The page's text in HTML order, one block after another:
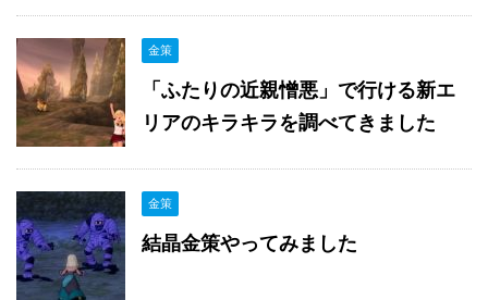
金策
「ふたりの近親憎悪」で行ける新エ
リアのキラキラを調べてきました
金策
結晶金策やってみました